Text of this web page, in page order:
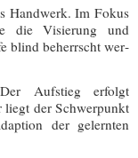
Hand­werk. Im Fokus
dieVisie­rung und
blind beherrscht wer­
Auf­stieg erfolgt
der Schwer­punkt
der gelern­ten